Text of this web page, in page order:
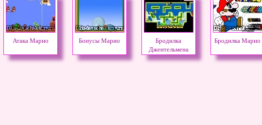
Атака Марио Бонусы Марио
Бродилка
Джентельмена
Марио
Бродилка Марио